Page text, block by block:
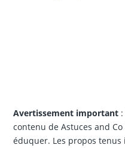
Avertissement important
contenu de Astuces and
éduquer. Les propos